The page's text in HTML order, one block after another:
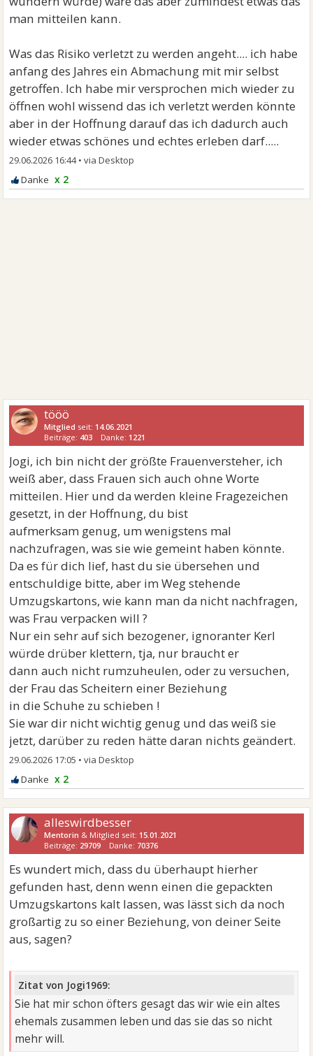
man mitteilen kann.
Was das Risiko verletzt zu werden angeht.... ich habe
anfang des Jahres ein Abmachung mit mir selbst
getroffen. Ich habe mir versprochen mich wieder zu
öffnen wohl wissend das ich verletzt werden könnte
aber in der Hoffnung darauf das ich dadurch auch
wieder etwas schönes und echtes erleben darf.....
29.06.2026 16:44•
x 2
tööö
Mitglied seit: 14.06.2021
Beiträge: 403 Danke: 1221
Jogi, ich bin nicht der größte Frauenversteher, ich
weiß aber, dass Frauen sich auch ohne Worte
mitteilen. Hier und da werden kleine Fragezeichen
gesetzt, in der Hoffnung, du bist
aufmerksam genug, um wenigstens mal
nachzufragen, was sie wie gemeint haben könnte.
Da es für dich lief, hast du sie übersehen und
entschuldige bitte, aber im Weg stehende
Umzugskartons, wie kann man da nicht nachfragen,
was Frau verpacken will ?
Nur ein sehr auf sich bezogener, ignoranter Kerl
würde drüber klettern, tja, nur braucht er
dann auch nicht rumzuheulen, oder zu versuchen,
der Frau das Scheitern einer Beziehung
in die Schuhe zu schieben !
Sie war dir nicht wichtig genug und das weiß sie
jetzt, darüber zu reden hätte daran nichts geändert.
29.06.2026 17:05 •
x 2
alleswirdbesser
Mentorin & Mitglied seit: 15.01.2021
Beiträge: 29709 Danke: 70376
Es wundert mich, dass du überhaupt hierher
gefunden hast, denn wenn einen die gepackten
Umzugskartons kalt lassen, was lässt sich da noch
großartig zu so einer Beziehung, von deiner Seite
aus, sagen?
Zitat von Jogi1969:
Sie hat mir schon öfters gesagt das wir wie ein altes
ehemals zusammen leben und das sie das so nicht
mehr will.